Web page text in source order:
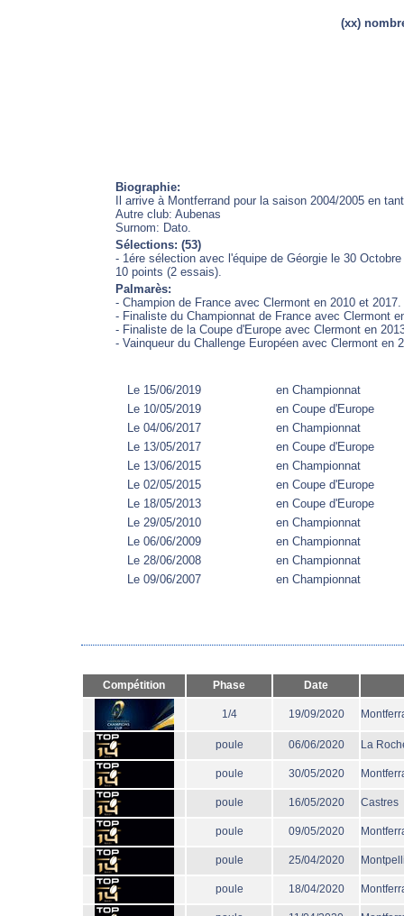
(xx)
Biographie:
Il arrive à Montferrand pour la saison 2004/2005 en
Autre club: Aubenas
Surnom: Dato.
Sélections: (53)
- 1ére sélection avec l'équipe de Géorgie le 30
10 points (2 essais).
Palmarès:
- Champion de France avec Clermont en 2010 et 2017.
- Finaliste du Championnat de France avec Clermont
- Finaliste de la Coupe d'Europe avec Clermont en
- Vainqueur du Challenge Européen avec Clermont en
Le 15/06/2019
en Championnat
Le 10/05/2019
en Coupe d'Europe
Le 04/06/2017
en Championnat
Le 13/05/2017
en Coupe d'Europe
Le 13/06/2015
en Championnat
Le 02/05/2015
en Coupe d'Europe
Le 18/05/2013
en Coupe d'Europe
Le 29/05/2010
en Championnat
Le 06/06/2009
en Championnat
Le 28/06/2008
en Championnat
Le 09/06/2007
en Championnat
Compétition Phase Date
1/4 19/09/2020
poule 06/06/2020 La
poule 30/05/2020
poule 16/05/2020 Castres
poule 09/05/2020
poule 25/04/2020
poule 18/04/2020